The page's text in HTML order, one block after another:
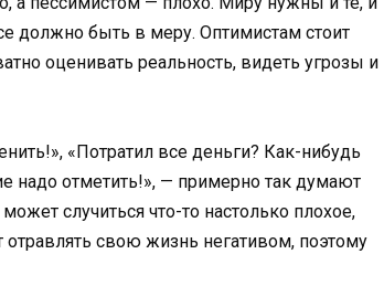
должно быть в меру. Оптимистам стоит
оценивать реальность, видеть угрозы и
«Потратил все деньги? Как-нибудь
надо отметить!», — примерно так думают
случиться что-то настолько плохое,
отравлять свою жизнь негативом, поэтому